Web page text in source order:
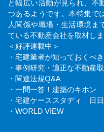
と幅広い活動が見られ、不
つあるようです。本特集で
人関係や職場・生活環境ま
ている不動産会社を取材しま
＜好評連載中＞
・宅建業者が知っておくべ
・事例研究・適正な不動産
・関連法規Q&A
・一問一答！建築のキホン
・宅建ケーススタディ 日
・WORLD VIEW